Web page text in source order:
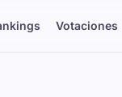
Votaciones